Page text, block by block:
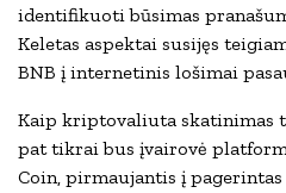
identifikuoti būsimas
Keletas aspektai susijęs
BNB į internetinis lošimai
Kaip kriptovaliuta skatinimas
pat tikrai bus įvairovė
Coin, pirmaujantis į